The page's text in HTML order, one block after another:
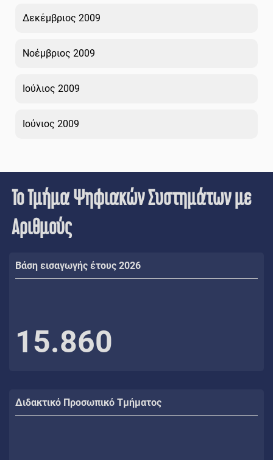
Δεκέμβριος 2009
Νοέμβριος 2009
Ιούλιος 2009
Ιούνιος 2009
Το Τμήμα Ψηφιακών Συστημάτων με
Αριθμούς
Βάση εισαγωγής έτους 2026
15.860
Διδακτικό Προσωπικό Τμήματος